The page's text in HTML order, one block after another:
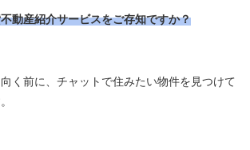
動産紹介サービスをご存知ですか？
く前に、チャットで住みたい物件を見つけて